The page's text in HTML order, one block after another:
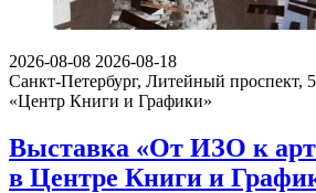
2026-08-08 2026-08-18
Санкт-Петербург, Литейный проспект,
«Центр Книги и Графики»
Выставка «От ИЗО к
в Центре Книги и